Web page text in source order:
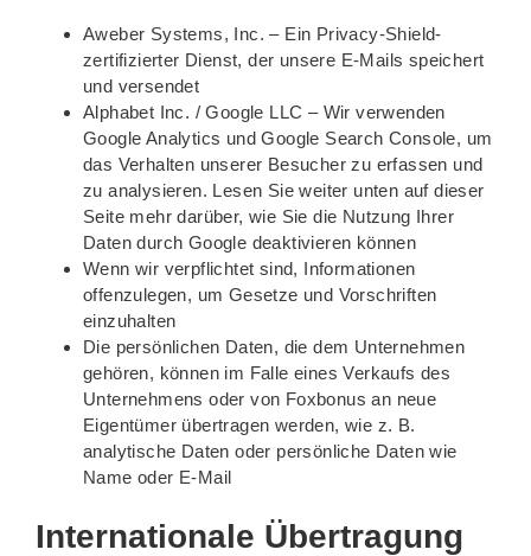
Aweber Systems, Inc. – Ein Privacy-Shield-
zertifizierter Dienst, der unsere E-Mails speichert
und versendet
Alphabet Inc. / Google LLC – Wir verwenden
Google Analytics und Google Search Console, um
das Verhalten unserer Besucher zu erfassen und
zu analysieren. Lesen Sie weiter unten auf dieser
Seite mehr darüber, wie Sie die Nutzung Ihrer
Daten durch Google deaktivieren können
Wenn wir verpflichtet sind, Informationen
offenzulegen, um Gesetze und Vorschriften
einzuhalten
Die persönlichen Daten, die dem Unternehmen
gehören, können im Falle eines Verkaufs des
Unternehmens oder von Foxbonus an neue
Eigentümer übertragen werden, wie z. B.
analytische Daten oder persönliche Daten wie
Name oder E-Mail
Internationale Übertragung